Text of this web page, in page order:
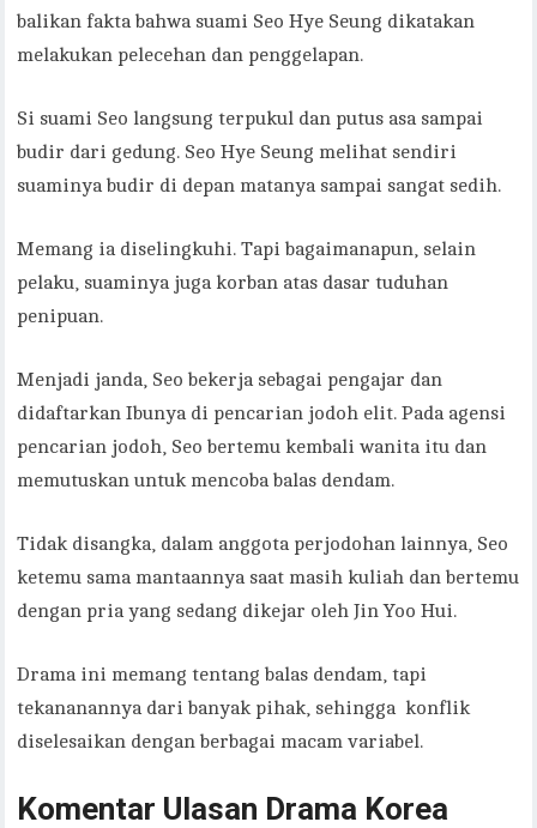
balikan fakta bahwa suami Seo Hye Seung dikatakan
melakukan pelecehan dan penggelapan.
Si suami Seo langsung terpukul dan putus asa sampai
budir dari gedung. Seo Hye Seung melihat sendiri
suaminya budir di depan matanya sampai sangat sedih.
Memang ia diselingkuhi. Tapi bagaimanapun, selain
pelaku, suaminya juga korban atas dasar tuduhan
penipuan.
Menjadi janda, Seo bekerja sebagai pengajar dan
didaftarkan Ibunya di pencarian jodoh elit. Pada agensi
pencarian jodoh, Seo bertemu kembali wanita itu dan
memutuskan untuk mencoba balas dendam.
Tidak disangka, dalam anggota perjodohan lainnya, Seo
ketemu sama mantaannya saat masih kuliah dan bertemu
dengan pria yang sedang dikejar oleh Jin Yoo Hui.
Drama ini memang tentang balas dendam, tapi
tekananannya dari banyak pihak, sehingga konflik
diselesaikan dengan berbagai macam variabel.
Komentar Ulasan Drama Korea